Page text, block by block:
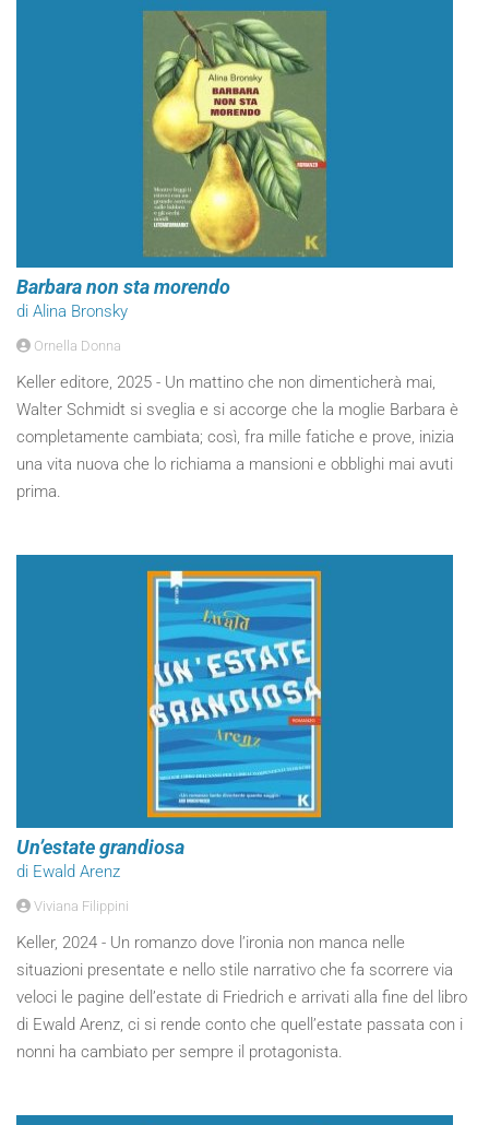
Barbara non sta morendo
di Alina Bronsky
Ornella Donna
Keller editore, 2025 - Un mattino che non dimenticherà mai,
Walter Schmidt si sveglia e si accorge che la moglie Barbara è
completamente cambiata; così, fra mille fatiche e prove, inizia
una vita nuova che lo richiama a mansioni e obblighi mai avuti
prima.
Un’estate grandiosa
di Ewald Arenz
Viviana Filippini
Keller, 2024 - Un romanzo dove l’ironia non manca nelle
situazioni presentate e nello stile narrativo che fa scorrere via
veloci le pagine dell’estate di Friedrich e arrivati alla fine del libro
di Ewald Arenz, ci si rende conto che quell’estate passata con i
nonni ha cambiato per sempre il protagonista.